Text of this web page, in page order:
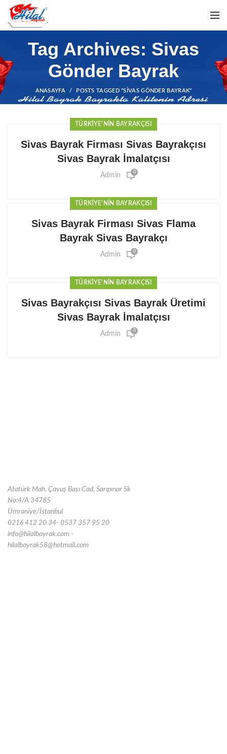
Tag Archives: Sivas
Gönder Bayrak
ANASAYFA POSTS TAGGED "SIVAS GÖNDER BAYRAK"
TÜRKIYE'NIN BAYRAKÇISI
Sivas Bayrak Firması Sivas Bayrakçısı
Sivas Bayrak İmalatçısı
Admin 0
TÜRKIYE'NIN BAYRAKÇISI
Sivas Bayrak Firması Sivas Flama
Bayrak Sivas Bayrakçı
Admin 0
TÜRKIYE'NIN BAYRAKÇISI
Sivas Bayrakçısı Sivas Bayrak Üretimi
Sivas Bayrak İmalatçısı
Admin 0
Atatürk Mah. Çavuş Başı Cad, Sarıpınar Sk
No:4/A 34785
Ümraniye/İstanbul
0216 412 20 34- 0537 357 95 20
info@hilalbayrak.com -
hilalbayrak58@hotmail.com